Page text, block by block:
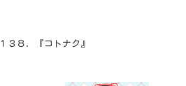
１３８．『コトナク』